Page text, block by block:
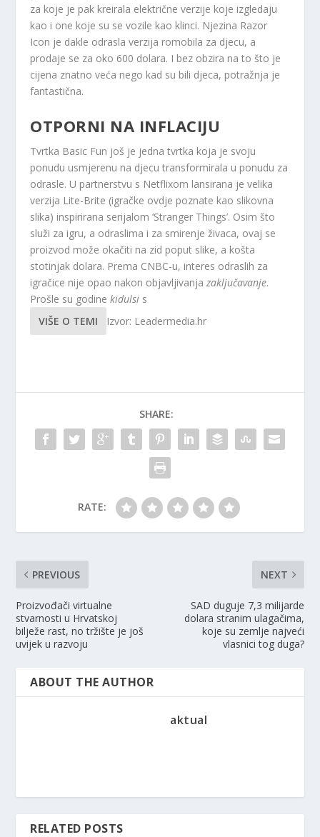
za koje je pak kreirala električne verzije koje izgledaju
kao i one koje su se vozile kao klinci. Njezina Razor
Icon je dakle odrasla verzija romobila za djecu, a
prodaje se za oko 600 dolara. I bez obzira na to što je
cijena znatno veća nego kad su bili djeca, potražnja je
fantastična.
OTPORNI NA INFLACIJU
Tvrtka Basic Fun još je jedna tvrtka koja je svoju
ponudu usmjerenu na djecu transformirala u ponudu za
odrasle. U partnerstvu s Netflixom lansirana je velika
verzija Lite-Brite (igračke ovdje poznate kao slikovna
slika) inspirirana serijalom ‘Stranger Things’. Osim što
služi za igru, a odraslima i za smirenje živaca, ovaj se
proizvod može okačiti na zid poput slike, a košta
stotinjak dolara. Prema CNBC-u, interes odraslih za
igračice nije opao nakon objavljivanjazaključavanje.
Prošle su godinekidulsi s
VIŠE O TEMI
Izvor: Leadermedia.hr
SHARE:
RATE:
PREVIOUS
Proizvođači virtualne
stvarnosti u Hrvatskoj
bilježe rast, no tržište je još
uvijek u razvoju
NEXT
SAD duguje 7,3 milijarde
dolara stranim ulagačima,
koje su zemlje najveći
vlasnici tog duga?
ABOUT THE AUTHOR
aktual
RELATED POSTS